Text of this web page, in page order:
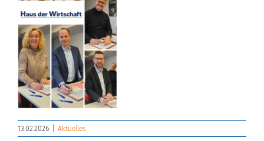
13.02.2026 Aktuelles